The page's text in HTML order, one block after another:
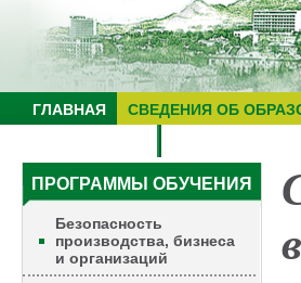
ГЛАВНАЯ
СВЕДЕНИЯ ОБ
ПРОГРАММЫ ОБУЧЕНИЯ
Безопасность
производства, бизнеса
и организаций